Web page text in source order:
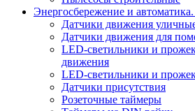
Энергосбережение и
Датчики движения
Датчики движения для
LED-светильники и
движения
LED-светильники и
Датчики присутствия
Розеточные таймеры